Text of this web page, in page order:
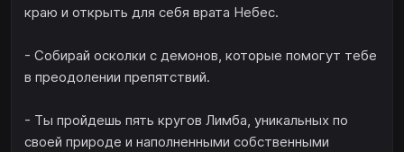
краю и открыть для себя врата Небес.
- Собирай осколки с демонов, которые помогут тебе
в преодолении препятствий.
- Ты пройдешь пять кругов Лимба, уникальных по
своей природе и наполненными собственными